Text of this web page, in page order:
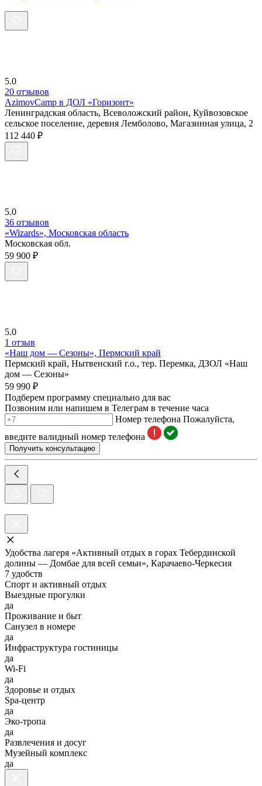
5.0
20 отзывов
AzimovCamp в ДОЛ «Горизонт»
Ленинградская область, Всеволожский район, Куйвозовское
сельское поселение, деревня Лемболово, Магазинная улица, 2
112 440 ₽
5.0
36 отзывов
«Wizards», Московская область
Московская обл.
59 900 ₽
5.0
1 отзыв
«Наш дом — Сезоны», Пермский край
Пермский край, Нытвенский г.о., тер. Перемка, ДЗОЛ «Наш
дом — Сезоны»
59 990 ₽
Подберем программу специально для вас
Позвоним или напишем в Телеграм в течение часа
Номер телефона Пожалуйста,
введите валидный номер телефона
Получить консультацию
Удобства лагеря «Активный отдых в горах Тебердинской
долины — Домбае для всей семьи», Карачаево-Черкесия
7 удобств
Спорт и активный отдых
Выездные прогулки
да
Проживание и быт
Санузел в номере
да
Инфраструктура гостиницы
да
Wi-Fi
да
Здоровье и отдых
Spa-центр
да
Эко-тропа
да
Развлечения и досуг
Музейный комплекс
да